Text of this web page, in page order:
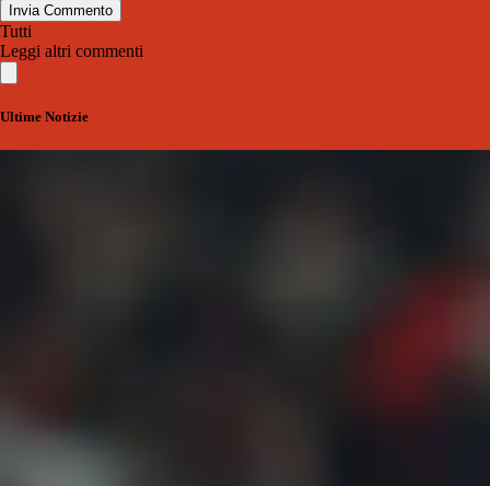
Invia Commento
Tutti
Leggi altri commenti
Ultime Notizie